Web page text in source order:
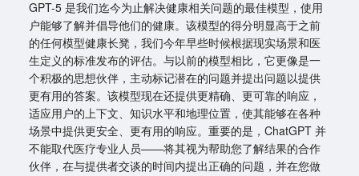
GPT-5 是我们迄今为止解决健康相关问题的最佳模型，使用
户能够了解并倡导他们的健康。该模型的得分明显高于之前
的任何模型健康长凳，我们今年早些时候根据现实场景和医
生定义的标准发布的评估。与以前的模型相比，它更像是一
个积极的思想伙伴，主动标记潜在的问题并提出问题以提供
更有用的答案。该模型现在还提供更精确、更可靠的响应，
适应用户的上下文、知识水平和地理位置，使其能够在各种
场景中提供更安全、更有用的响应。重要的是，ChatGPT 并
不能取代医疗专业人员——将其视为帮助您了解结果的合作
伙伴，在与提供者交谈的时间内提出正确的问题，并在您做